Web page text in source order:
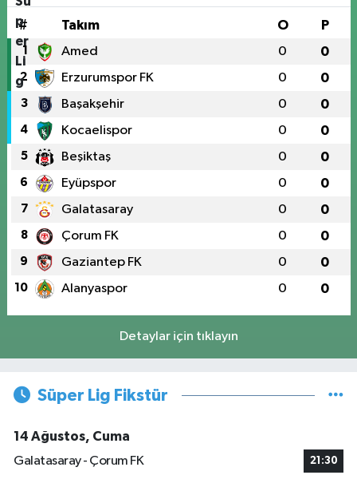
# Takım O P
1 Amed 0 0
2 Erzurumspor FK 0 0
3 Başakşehir 0 0
4 Kocaelispor 0 0
5 Beşiktaş 0 0
6 Eyüpspor 0 0
7 Galatasaray 0 0
8 Çorum FK 0 0
9 Gaziantep FK 0 0
10 Alanyaspor 0 0
Detaylar için tıklayın
Süper Lig Fikstür
14 Ağustos, Cuma
Galatasaray - Çorum FK
21:30